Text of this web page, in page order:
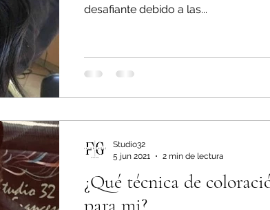
desafiante debido a las...
¿Qué técnica de
para mi?
Studio32
5 jun 2021
2 min de lectura